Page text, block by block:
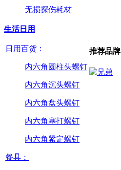
无损探伤耗材
生活日用
日用百货：
内六角圆柱头螺钉
内六角沉头螺钉
内六角盘头螺钉
内六角塞打螺钉
内六角紧定螺钉
餐具：
推荐品牌